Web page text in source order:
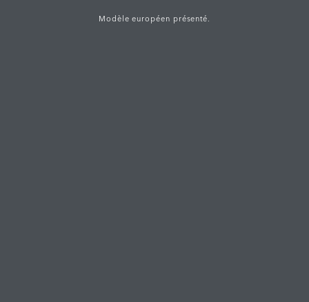
Modèle européen présenté.